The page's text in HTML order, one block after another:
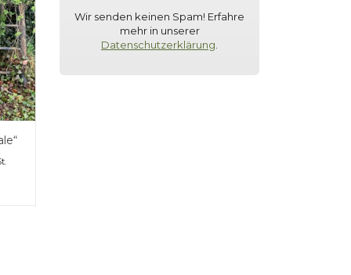
Wir senden keinen Spam! Erfahre
mehr in unserer
Datenschutzerklärung